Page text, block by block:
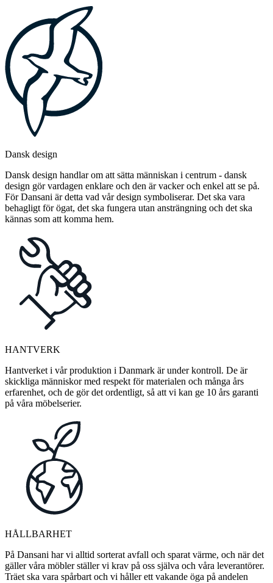
Dansk design
Dansk design handlar om att sätta människan i centrum - dansk
design gör vardagen enklare och den är vacker och enkel att se på.
För Dansani är detta vad vår design symboliserar. Det ska vara
behagligt för ögat, det ska fungera utan ansträngning och det ska
kännas som att komma hem.
HANTVERK
Hantverket i vår produktion i Danmark är under kontroll. De är
skickliga människor med respekt för materialen och många års
erfarenhet, och de gör det ordentligt, så att vi kan ge 10 års garanti
på våra möbelserier.
HÅLLBARHET
På Dansani har vi alltid sorterat avfall och sparat värme, och när det
gäller våra möbler ställer vi krav på oss själva och våra leverantörer.
Träet ska vara spårbart och vi håller ett vakande öga på andelen